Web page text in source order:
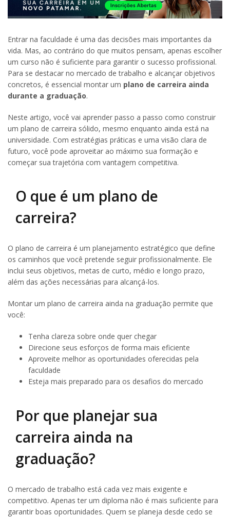
Entrar na faculdade é uma das decisões mais importantes da
vida. Mas, ao contrário do que muitos pensam, apenas escolher
um curso não é suficiente para garantir o sucesso profissional.
Para se destacar no mercado de trabalho e alcançar objetivos
concretos, é essencial montar um plano de carreira ainda
durante a graduação.
Neste artigo, você vai aprender passo a passo como construir
um plano de carreira sólido, mesmo enquanto ainda está na
universidade. Com estratégias práticas e uma visão clara de
futuro, você pode aproveitar ao máximo sua formação e
começar sua trajetória com vantagem competitiva.
O que é um plano de
carreira?
O plano de carreira é um planejamento estratégico que define
os caminhos que você pretende seguir profissionalmente. Ele
inclui seus objetivos, metas de curto, médio e longo prazo,
além das ações necessárias para alcançá-los.
Montar um plano de carreira ainda na graduação permite que
você:
Tenha clareza sobre onde quer chegar
Direcione seus esforços de forma mais eficiente
Aproveite melhor as oportunidades oferecidas pela
faculdade
Esteja mais preparado para os desafios do mercado
Por que planejar sua
carreira ainda na
graduação?
O mercado de trabalho está cada vez mais exigente e
competitivo. Apenas ter um diploma não é mais suficiente para
garantir boas oportunidades. Quem se planeja desde cedo se